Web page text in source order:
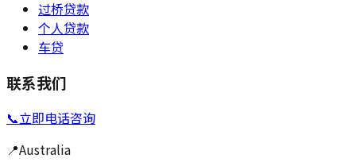
过桥贷款
个人贷款
车贷
联系我们
📞立即电话咨询
📍Australia